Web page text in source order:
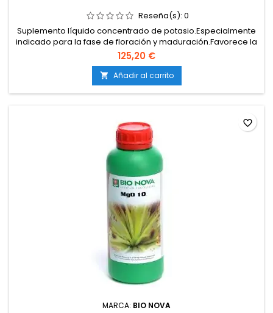
Reseña(s): 0
Suplemento líquido concentrado de potasio.Especialmente
indicado para la fase de floración y maduración.Favorece la
formación de cogollos densos y resinosos.Asegura una
mejor síntesis de azúcares y proteínas.Compatible con todo
tipo de sistemas de cultivo.
125,20 €
 Añadir al carrito
MARCA: BIO NOVA
favorite_border